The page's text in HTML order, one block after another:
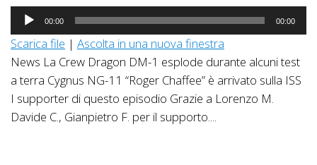
Audio
Player
00:00 00:00
Scarica file | Ascolta in una nuova finestra
News La Crew Dragon DM-1 esplode durante alcuni test
a terra Cygnus NG-11 “Roger Chaffee” è arrivato sulla ISS
I supporter di questo episodio Grazie a Lorenzo M.
Davide C., Gianpietro F. per il supporto....